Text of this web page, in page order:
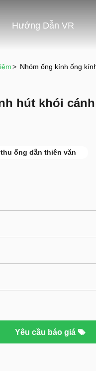
Hướng Dẫn VR
> Nhóm ống kính ống
hút khói
thu ống dẫn thiên văn
Yêu cầu báo giá